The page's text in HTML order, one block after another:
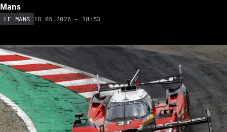
Mans
LE MANS 18.05.2026 - 18:53